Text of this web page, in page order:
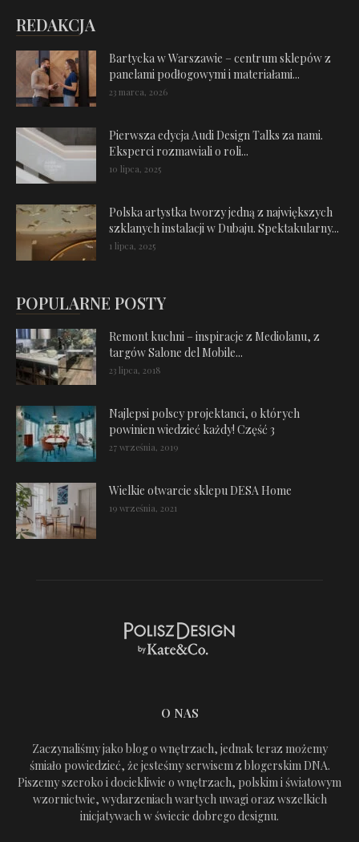
REDAKCJA
Bartycka w Warszawie – centrum sklepów z
panelami podłogowymi i materiałami...
23 marca, 2026
Pierwsza edycja Audi Design Talks za nami.
Eksperci rozmawiali o roli...
10 lipca, 2025
Polska artystka tworzy jedną z największych
szklanych instalacji w Dubaju. Spektakularny...
1 lipca, 2025
POPULARNE POSTY
Remont kuchni – inspiracje z Mediolanu, z
targów Salone del Mobile...
23 lipca, 2018
Najlepsi polscy projektanci, o których
powinien wiedzieć każdy! Część 3
27 września, 2019
Wielkie otwarcie sklepu DESA Home
19 września, 2021
O NAS
Zaczynaliśmy jako blog o wnętrzach, jednak teraz możemy
śmiało powiedzieć, że jesteśmy serwisem z blogerskim DNA.
Piszemy szeroko i dociekliwie o wnętrzach, polskim i światowym
wzornictwie, wydarzeniach wartych uwagi oraz wszelkich
inicjatywach w świecie dobrego designu.